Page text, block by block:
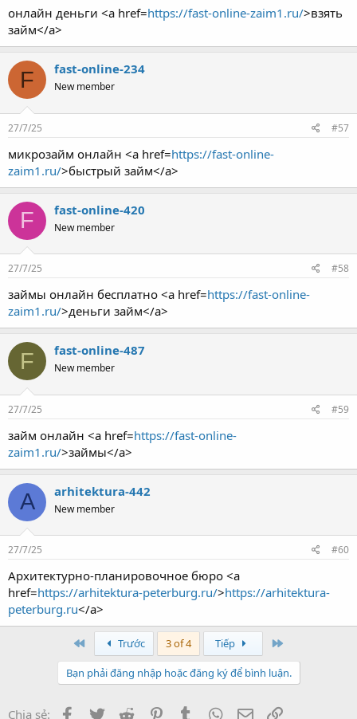
онлайн деньги <a href=https://fast-online-zaim1.ru/>взять
займ</a>
F fast-online-234
New member
27/7/25 #57
микрозайм онлайн <a href=https://fast-online-
zaim1.ru/>быстрый займ</a>
F fast-online-420
New member
27/7/25 #58
займы онлайн бесплатно <a href=https://fast-online-
zaim1.ru/>деньги займ</a>
F fast-online-487
New member
27/7/25 #59
займ онлайн <a href=https://fast-online-
zaim1.ru/>займы</a>
A arhitektura-442
New member
27/7/25 #60
Архитектурно-планировочное бюро <a
href=https://arhitektura-peterburg.ru/>https://arhitektura-
peterburg.ru</a>
First Trước 3 of 4 Tiếp
Bạn phải đăng nhập hoặc đăng ký để bình luận.
Chia sẻ: Facebook
Twitter Reddit PinterestTumblr WhatsApp
Email